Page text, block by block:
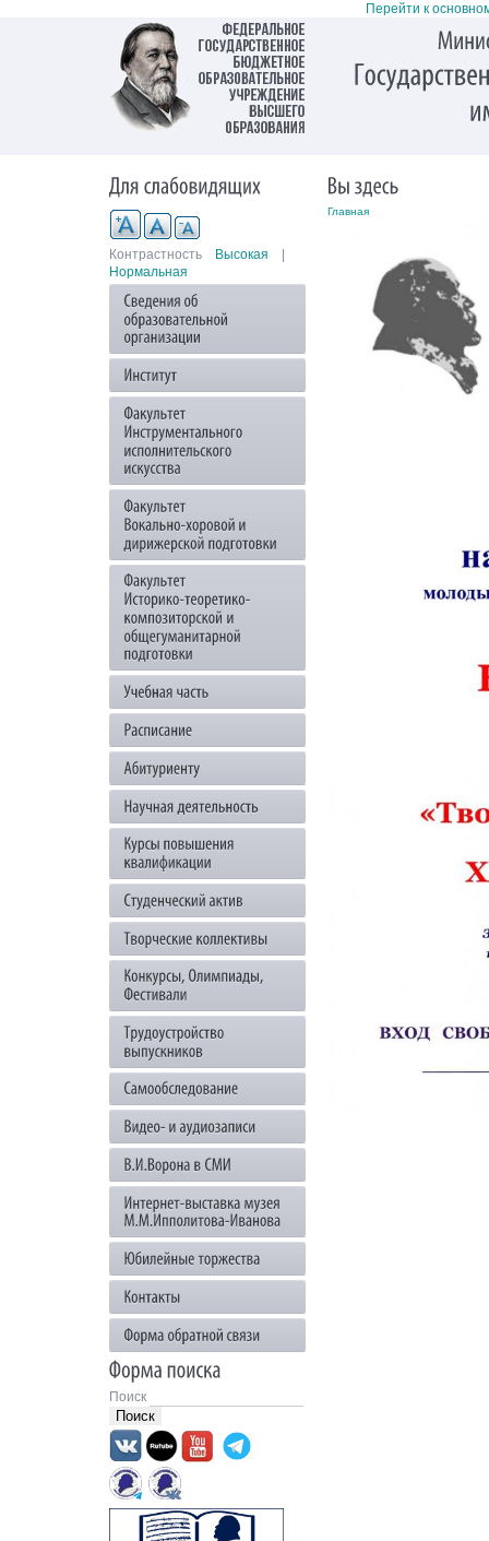
Перейти к
Контрастность Высокая
Нормальная
Поиск
Главная